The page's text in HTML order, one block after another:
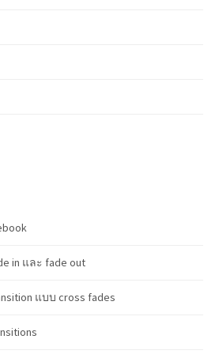
in และ fade out
แบบ cross fades